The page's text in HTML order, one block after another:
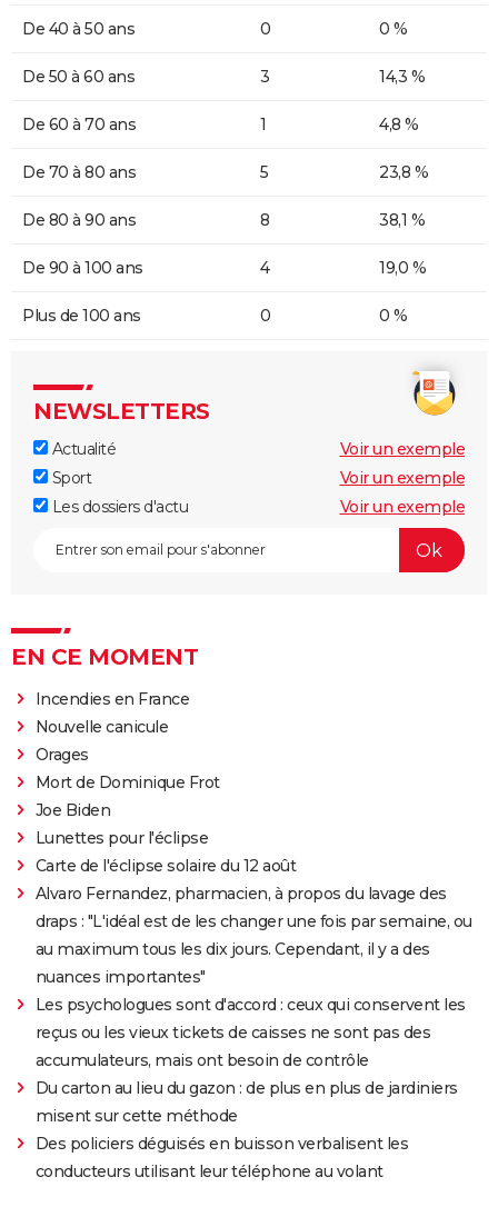
De 40 à 50 ans 0 0 %
De 50 à 60 ans 3 14,3 %
De 60 à 70 ans 1 4,8 %
De 70 à 80 ans 5 23,8 %
De 80 à 90 ans 8 38,1 %
De 90 à 100 ans 4 19,0 %
Plus de 100 ans 0 0 %
NEWSLETTERS
Actualité
Voir un exemple
Sport
Voir un exemple
Les dossiers d'actu
Voir un exemple
EN CE MOMENT
Incendies en France
Nouvelle canicule
Orages
Mort de Dominique Frot
Joe Biden
Lunettes pour l'éclipse
Carte de l'éclipse solaire du 12 août
Alvaro Fernandez, pharmacien, à propos du lavage des
draps : "L'idéal est de les changer une fois par semaine, ou
au maximum tous les dix jours. Cependant, il y a des
nuances importantes"
Les psychologues sont d'accord : ceux qui conservent les
reçus ou les vieux tickets de caisses ne sont pas des
accumulateurs, mais ont besoin de contrôle
Du carton au lieu du gazon : de plus en plus de jardiniers
misent sur cette méthode
Des policiers déguisés en buisson verbalisent les
conducteurs utilisant leur téléphone au volant